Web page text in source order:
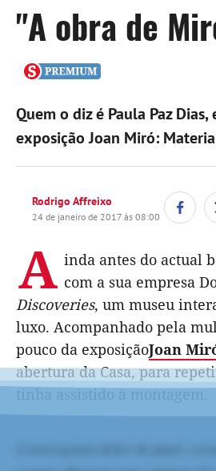
"A obra de
Quem o diz é Paula Paz
exposição Joan Miró:
Rodrigo Affreixo
24 de janeiro de 2017 às 08:00
A inda antes do actual
com a sua empresa
Discoveries, um museu
luxo. Acompanhado pela
pouco da exposiçãoJoan
abertura da Casa, para
tinha assistido à montagem.